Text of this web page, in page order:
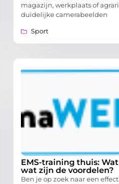
magazijn, werkplaats of
duidelijke camerabeelden
Sport
EMS-training thuis:
wat zijn de voordelen?
Ben je op zoek naar een